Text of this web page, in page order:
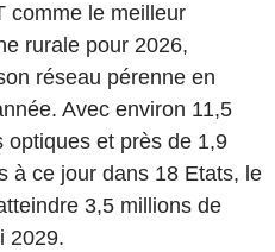
comme le meilleur
rurale pour 2026,
réseau pérenne en
Avec environ 11,5
optiques et près de 1,9
à ce jour dans 18 Etats, le
3,5 millions de
2029.